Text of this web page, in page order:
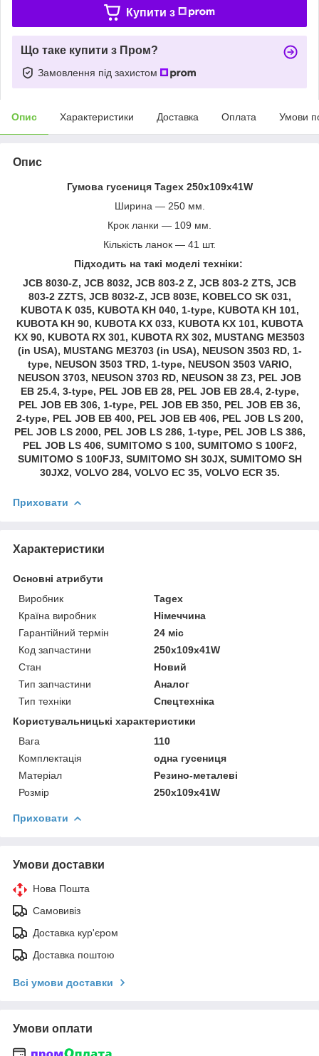
Купити з
Що таке купити з Пром?
Замовлення під захистом
Опис Характеристики Доставка Оплата Умови
Опис
Гумова гусениця Tagex 250x109x41W
Ширина — 250 мм.
Крок ланки — 109 мм.
Кількість ланок — 41 шт.
Підходить на такі моделі техніки:
JCB 8030-Z, JCB 8032, JCB 803-2 Z, JCB 803-2 ZTS, JCB
803-2 ZZTS, JCB 8032-Z, JCB 803E, KOBELCO SK 031,
KUBOTA K 035, KUBOTA KH 040, 1-type, KUBOTA KH 101,
KUBOTA KH 90, KUBOTA KX 033, KUBOTA KX 101, KUBOTA
KX 90, KUBOTA RX 301, KUBOTA RX 302, MUSTANG ME3503
(in USA), MUSTANG ME3703 (in USA), NEUSON 3503 RD, 1-
type, NEUSON 3503 TRD, 1-type, NEUSON 3503 VARIO,
NEUSON 3703, NEUSON 3703 RD, NEUSON 38 Z3, PEL JOB
EB 25.4, 3-type, PEL JOB EB 28, PEL JOB EB 28.4, 2-type,
PEL JOB EB 306, 1-type, PEL JOB EB 350, PEL JOB EB 36,
2-type, PEL JOB EB 400, PEL JOB EB 406, PEL JOB LS 200,
PEL JOB LS 2000, PEL JOB LS 286, 1-type, PEL JOB LS 386,
PEL JOB LS 406, SUMITOMO S 100, SUMITOMO S 100F2,
SUMITOMO S 100FJ3, SUMITOMO SH 30JX, SUMITOMO SH
30JX2, VOLVO 284, VOLVO EC 35, VOLVO ECR 35.
Приховати
Характеристики
Основні атрибути
Виробник
Tagex
Країна виробник
Німеччина
Гарантійний термін
24 міс
Код запчастини
250x109x41W
Стан
Новий
Тип запчастини
Аналог
Тип техніки
Спецтехніка
Користувальницькі характеристики
Вага
110
Комплектація
одна гусениця
Матеріал
Резино-металеві
Розмір
250x109x41W
Приховати
Умови доставки
Нова Пошта
Самовивіз
Доставка кур'єром
Доставка поштою
Всі умови доставки
Умови оплати